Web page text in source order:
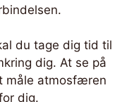
du tage dig tid til
dig. At se på
måle atmosfæren
dig.